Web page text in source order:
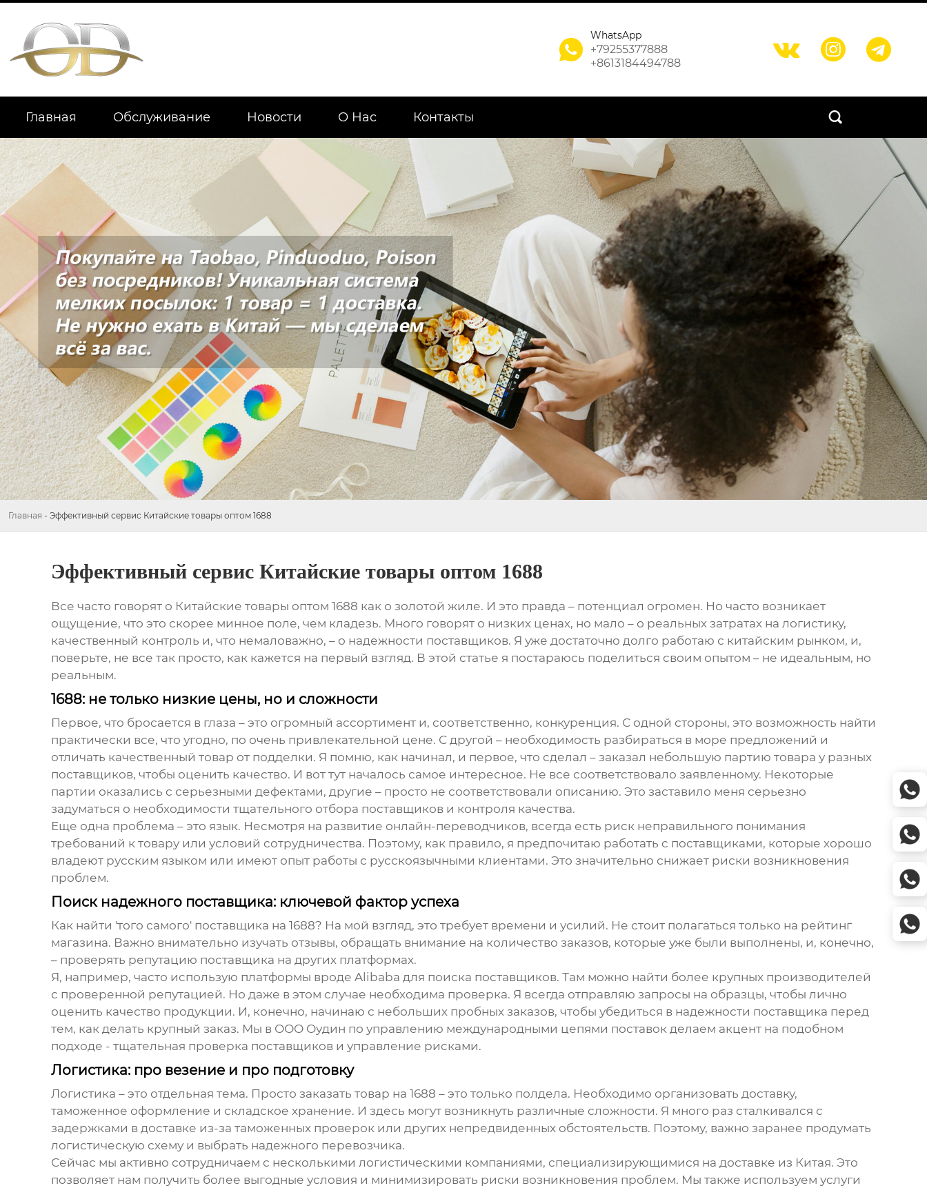

WhatsApp
+79255377888
+8613184494788
  
Главная Обслуживание Новости О Нас Контакты 
Главная - Эффективный сервис Китайские товары оптом 1688
Эффективный сервис Китайские товары оптом 1688
Все часто говорят о Китайские товары оптом 1688 как о золотой жиле. И это правда – потенциал огромен. Но часто возникает
ощущение, что это скорее минное поле, чем кладезь. Много говорят о низких ценах, но мало – о реальных затратах на логистику,
качественный контроль и, что немаловажно, – о надежности поставщиков. Я уже достаточно долго работаю с китайским рынком, и,
поверьте, не все так просто, как кажется на первый взгляд. В этой статье я постараюсь поделиться своим опытом – не идеальным, но
реальным.
1688: не только низкие цены, но и сложности
Первое, что бросается в глаза – это огромный ассортимент и, соответственно, конкуренция. С одной стороны, это возможность найти
практически все, что угодно, по очень привлекательной цене. С другой – необходимость разбираться в море предложений и
отличать качественный товар от подделки. Я помню, как начинал, и первое, что сделал – заказал небольшую партию товара у разных
поставщиков, чтобы оценить качество. И вот тут началось самое интересное. Не все соответствовало заявленному. Некоторые
партии оказались с серьезными дефектами, другие – просто не соответствовали описанию. Это заставило меня серьезно
задуматься о необходимости тщательного отбора поставщиков и контроля качества.
Еще одна проблема – это язык. Несмотря на развитие онлайн-переводчиков, всегда есть риск неправильного понимания
требований к товару или условий сотрудничества. Поэтому, как правило, я предпочитаю работать с поставщиками, которые хорошо
владеют русским языком или имеют опыт работы с русскоязычными клиентами. Это значительно снижает риски возникновения
проблем.
Поиск надежного поставщика: ключевой фактор успеха
Как найти 'того самого' поставщика на 1688? На мой взгляд, это требует времени и усилий. Не стоит полагаться только на рейтинг
магазина. Важно внимательно изучать отзывы, обращать внимание на количество заказов, которые уже были выполнены, и, конечно,
– проверять репутацию поставщика на других платформах.
Я, например, часто использую платформы вроде Alibaba для поиска поставщиков. Там можно найти более крупных производителей
с проверенной репутацией. Но даже в этом случае необходима проверка. Я всегда отправляю запросы на образцы, чтобы лично
оценить качество продукции. И, конечно, начинаю с небольших пробных заказов, чтобы убедиться в надежности поставщика перед
тем, как делать крупный заказ. Мы в ООО Оудин по управлению международными цепями поставок делаем акцент на подобном
подходе - тщательная проверка поставщиков и управление рисками.
Логистика: про везение и про подготовку
Логистика – это отдельная тема. Просто заказать товар на 1688 – это только полдела. Необходимо организовать доставку,
таможенное оформление и складское хранение. И здесь могут возникнуть различные сложности. Я много раз сталкивался с
задержками в доставке из-за таможенных проверок или других непредвиденных обстоятельств. Поэтому, важно заранее продумать
логистическую схему и выбрать надежного перевозчика.
Сейчас мы активно сотрудничаем с несколькими логистическими компаниями, специализирующимися на доставке из Китая. Это
позволяет нам получить более выгодные условия и минимизировать риски возникновения проблем. Мы также используем услуги